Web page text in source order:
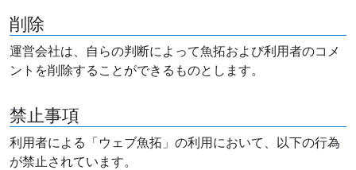
削除
運営会社は、自らの判断によって魚拓および利用者のコメ
ントを削除することができるものとします。
禁止事項
利用者による「ウェブ魚拓」の利用において、以下の行為
が禁止されています。